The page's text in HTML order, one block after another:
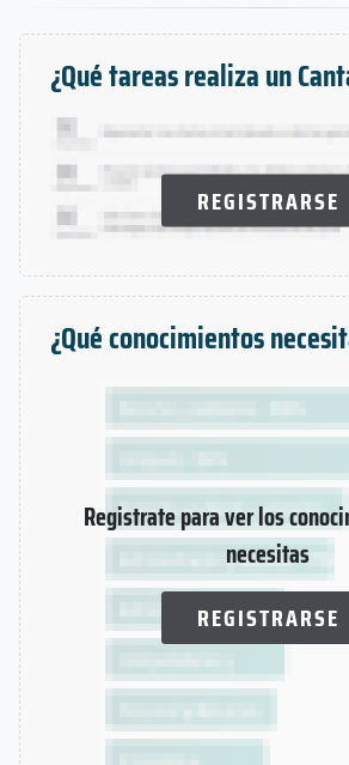
¿Qué tareas realiza un
REGISTRARSE
¿Qué conocimientos
Registrate para ver los
necesitas
REGISTRARSE